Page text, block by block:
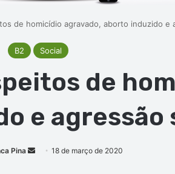
de homicídio agravado, aborto induzido e
B2 Social
de
e agressão
Pina
Mande18 de março de 2020